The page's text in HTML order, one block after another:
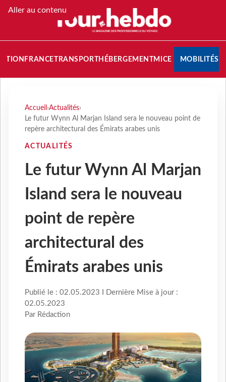
Aller au contenu
FRANCETRANSPORT HÉBERGEMENTMICE MOBILITÉS
Accueil ›Actualités›
Le futur Wynn Al Marjan Island sera le nouveau point de
repère architectural des Émirats arabes unis
ACTUALITÉS
Le futur Wynn Al Marjan
Island sera le nouveau
point de repère
architectural des
Émirats arabes unis
Publié le : 02.05.2023 I Dernière Mise à jour :
02.05.2023
Par Rédaction